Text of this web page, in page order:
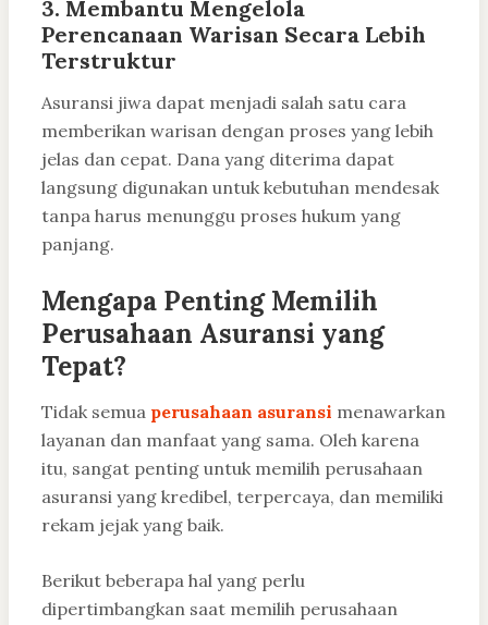
3. Membantu Mengelola
Perencanaan Warisan Secara Lebih
Terstruktur
Asuransi jiwa dapat menjadi salah satu cara
memberikan warisan dengan proses yang lebih
jelas dan cepat. Dana yang diterima dapat
langsung digunakan untuk kebutuhan mendesak
tanpa harus menunggu proses hukum yang
panjang.
Mengapa Penting Memilih
Perusahaan Asuransi yang
Tepat?
Tidak semua perusahaan asuransi menawarkan
layanan dan manfaat yang sama. Oleh karena
itu, sangat penting untuk memilih perusahaan
asuransi yang kredibel, terpercaya, dan memiliki
rekam jejak yang baik.
Berikut beberapa hal yang perlu
dipertimbangkan saat memilih perusahaan